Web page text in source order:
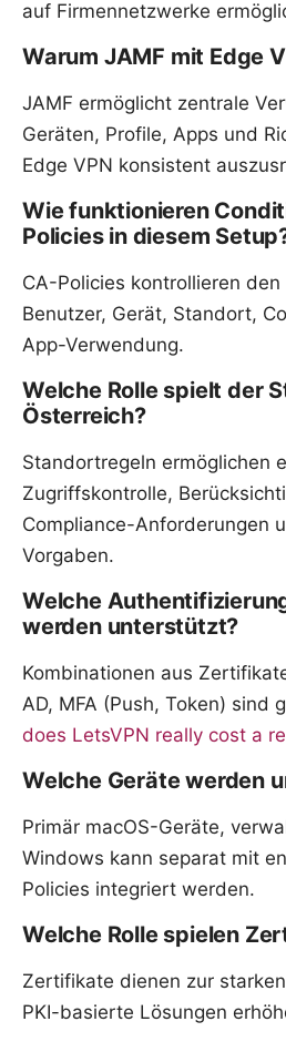
auf Firmennetzwerke
Warum JAMF mit Edge
JAMF ermöglicht zentrale
Geräten, Profile, Apps und
Edge VPN konsistent
Wie funktionieren
Policies in diesem
CA-Policies kontrollieren
Benutzer, Gerät, Standort,
App-Verwendung.
Welche Rolle spielt der
Österreich?
Standortregeln ermöglichen
Zugriffskontrolle,
Compliance-Anforderungen
Vorgaben.
Welche
werden unterstützt?
Kombinationen aus
AD, MFA (Push, Token) sind
does LetsVPN really cost a
Welche Geräte werden
Primär macOS-Geräte,
Windows kann separat mit
Policies integriert werden.
Welche Rolle spielen
Zertifikate dienen zur
PKI-basierte Lösungen